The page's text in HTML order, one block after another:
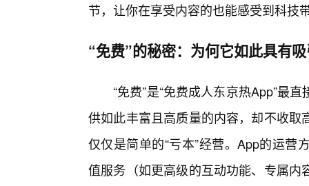
节，让你在享受内容的也能感受到科技
“免费”的秘密：为何它如此具有
“免费”是“免费成人东京热App”最
供如此丰富且高质量的内容，却不收
仅仅是简单的“亏本”经营。App的运营
值服务（如更高级的互动功能、专属